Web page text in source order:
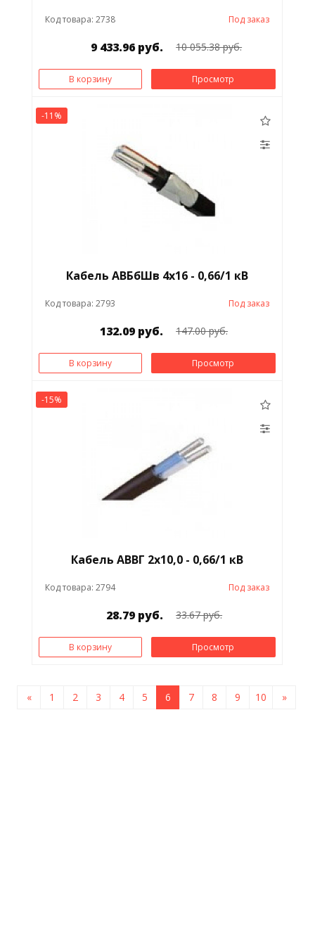
Код товара: 2738 Под заказ
9 433.96 руб. 10 055.38 руб.
В корзину Просмотр
-11%
Кабель АВБбШв 4х16 - 0,66/1 кВ
Код товара: 2793 Под заказ
132.09 руб. 147.00 руб.
В корзину Просмотр
-15%
Кабель АВВГ 2х10,0 - 0,66/1 кВ
Код товара: 2794 Под заказ
28.79 руб. 33.67 руб.
В корзину Просмотр
« 1 2 3 4 5 6 7 8 9 10 »